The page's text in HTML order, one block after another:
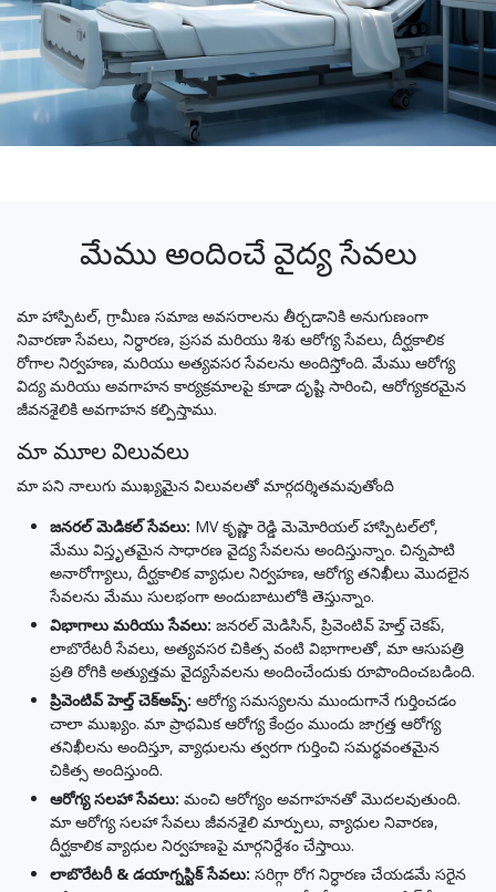
మేము అందించే వైద్య సేవలు
మా హాస్పిటల్, గ్రామీణ సమాజ అవసరాలను తీర్చడానికి అనుగుణంగా
నివారణా సేవలు, నిర్ధారణ, ప్రసవ మరియు శిశు ఆరోగ్య సేవలు, దీర్ఘకాలిక
రోగాల నిర్వహణ, మరియు అత్యవసర సేవలను అందిస్తోంది. మేము ఆరోగ్య
విద్య మరియు అవగాహన కార్యక్రమాలపై కూడా దృష్టి సారించి, ఆరోగ్యకరమైన
జీవనశైలికి అవగాహన కల్పిస్తాము.
మా మూల విలువలు
మా పని నాలుగు ముఖ్యమైన విలువలతో మార్గదర్శితమవుతోంది
జనరల్ మెడికల్ సేవలు: MV కృష్ణా రెడ్డి మెమోరియల్ హాస్పిటల్‌లో,
మేము విస్తృతమైన సాధారణ వైద్య సేవలను అందిస్తున్నాం. చిన్నపాటి
అనారోగ్యాలు, దీర్ఘకాలిక వ్యాధుల నిర్వహణ, ఆరోగ్య తనిఖీలు మొదలైన
సేవలను మేము సులభంగా అందుబాటులోకి తెస్తున్నాం.
విభాగాలు మరియు సేవలు: జనరల్ మెడిసిన్, ప్రివెంటివ్ హెల్త్ చెకప్,
లాబొరేటరీ సేవలు, అత్యవసర చికిత్స వంటి విభాగాలతో, మా ఆసుపత్రి
ప్రతి రోగికి అత్యుత్తమ వైద్యసేవలను అందించేందుకు రూపొందించబడింది.
ప్రివెంటివ్ హెల్త్ చెక్అప్స్: ఆరోగ్య సమస్యలను ముందుగానే గుర్తించడం
చాలా ముఖ్యం. మా ప్రాథమిక ఆరోగ్య కేంద్రం ముందు జాగ్రత్త ఆరోగ్య
తనిఖీలను అందిస్తూ, వ్యాధులను త్వరగా గుర్తించి సమర్థవంతమైన
చికిత్స అందిస్తుంది.
ఆరోగ్య సలహా సేవలు: మంచి ఆరోగ్యం అవగాహనతో మొదలవుతుంది.
మా ఆరోగ్య సలహా సేవలు జీవనశైలి మార్పులు, వ్యాధుల నివారణ,
దీర్ఘకాలిక వ్యాధుల నిర్వహణపై మార్గనిర్దేశం చేస్తాయి.
లాబొరేటరీ & డయాగ్నస్టిక్ సేవలు: సరిగ్గా రోగ నిర్ధారణ చేయడమే సరైన